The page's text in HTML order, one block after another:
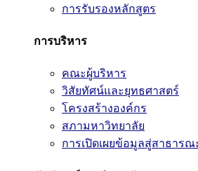
การรับรองหลักสูตร
การบริหาร
คณะผู้บริหาร
วิสัยทัศน์และยุทธศาสตร์
โครงสร้างองค์กร
สภามหาวิทยาลัย
การเปิดเผยข้อมูลสู่สาธารณ